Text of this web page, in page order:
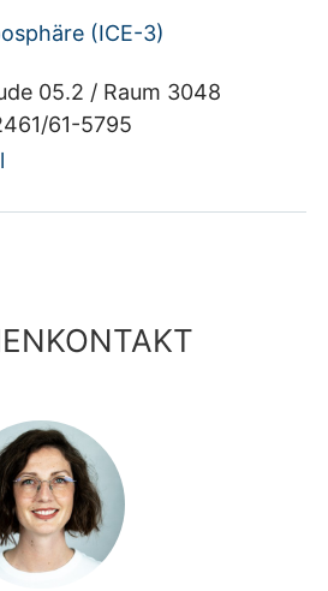
(ICE-3)
05.2 / Raum 3048
61-5795